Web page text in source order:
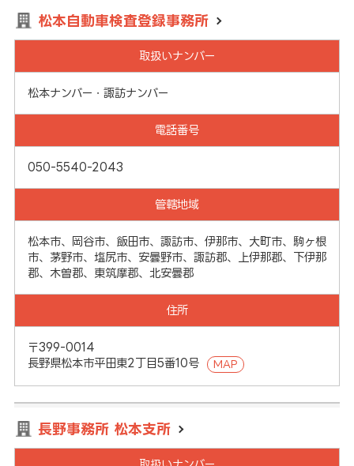
松本自動車検査登録事務所
取扱いナンバー
松本ナンバー・諏訪ナンバー
電話番号
050-5540-2043
管轄地域
松本市、岡谷市、飯田市、諏訪市、伊那市、大町市、駒ヶ根
市、茅野市、塩尻市、安曇野市、諏訪郡、上伊那郡、下伊那
郡、木曽郡、東筑摩郡、北安曇郡
住所
〒399-0014
長野県松本市平田東2丁目5番10号
MAP
長野事務所 松本支所